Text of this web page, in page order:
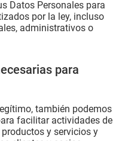
Datos Personales para
por la ley, incluso
administrativos o
para
también podemos
facilitar actividades de
y servicios y